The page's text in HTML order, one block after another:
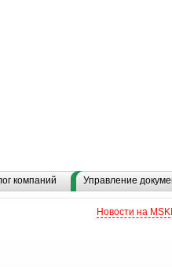
компаний Управление
Новости на